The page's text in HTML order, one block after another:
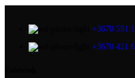
+3670 551
+3670 421